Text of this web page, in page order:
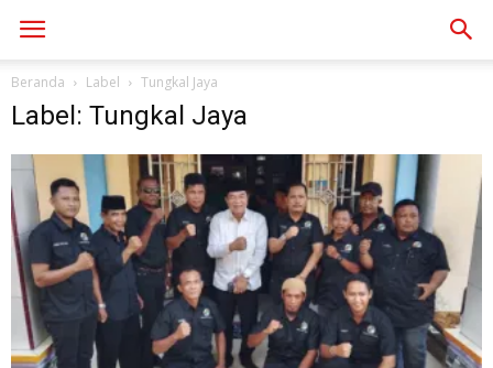
Beranda Label Tungkal Jaya
Label: Tungkal Jaya